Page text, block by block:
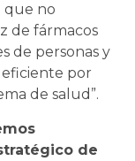
que no
de fármacos
de personas y
por
de salud”.
de